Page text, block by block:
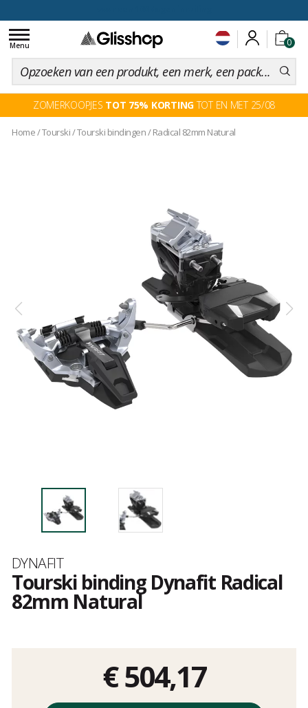
0
Toggle
navigation
Menu
ZOMERKOOPJES TOT 75% KORTINGTOT EN MET 25/08
Home/Tourski/Tourski bindingen/Radical 82mm Natural
Merk
DYNAFIT
Tourski binding Dynafit Radical
82mm Natural
€ 504,17